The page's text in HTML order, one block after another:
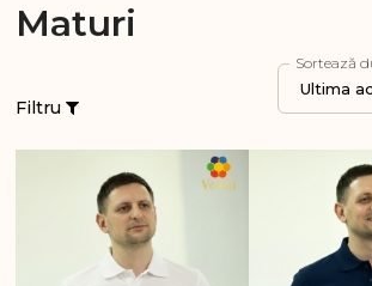
Maturi
Sortează
Ultima
Filtru